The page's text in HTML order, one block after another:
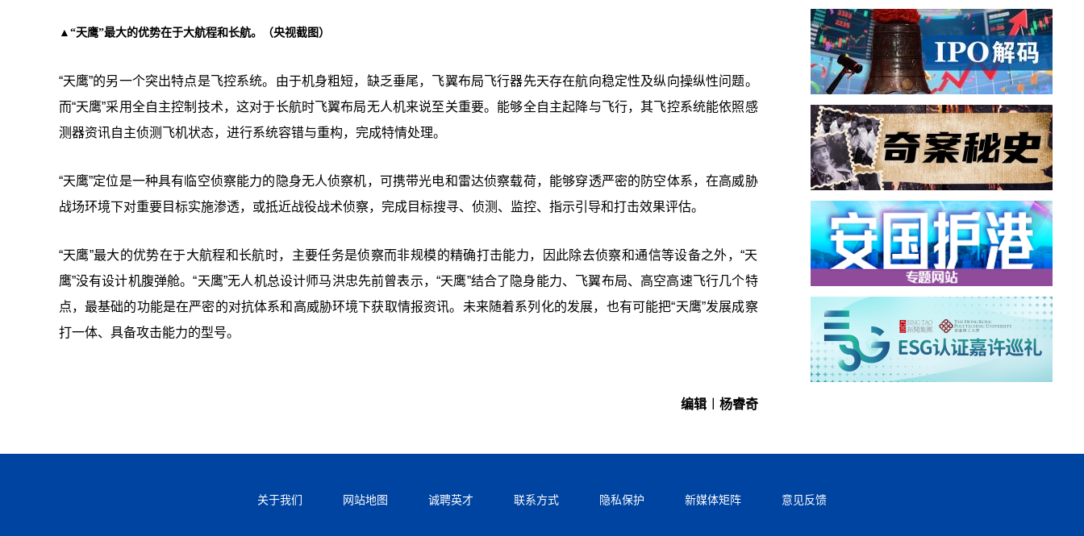
▲“天鹰”最大的优势在于大航程和长航。（央视截图）
“天鹰”的另一个突出特点是飞控系统。由于机身粗短，缺乏垂尾，飞翼布局飞行器先天存在航向稳定性及纵向操纵性问题。
而“天鹰”采用全自主控制技术，这对于长航时飞翼布局无人机来说至关重要。能够全自主起降与飞行，其飞控系统能依照感
测器资讯自主侦测飞机状态，进行系统容错与重构，完成特情处理。
“天鹰”定位是一种具有临空侦察能力的隐身无人侦察机，可携带光电和雷达侦察载荷，能够穿透严密的防空体系，在高威胁
战场环境下对重要目标实施渗透，或抵近战役战术侦察，完成目标搜寻、侦测、监控、指示引导和打击效果评估。
“天鹰”最大的优势在于大航程和长航时，主要任务是侦察而非规模的精确打击能力，因此除去侦察和通信等设备之外，“天
鹰”没有设计机腹弹舱。“天鹰”无人机总设计师马洪忠先前曾表示，“天鹰”结合了隐身能力、飞翼布局、高空高速飞行几个特
点，最基础的功能是在严密的对抗体系和高威胁环境下获取情报资讯。未来随着系列化的发展，也有可能把“天鹰”发展成察
打一体、具备攻击能力的型号。
编辑︱杨睿奇
关于我们 网站地图 诚聘英才 联系方式 隐私保护 新媒体矩阵 意见反馈